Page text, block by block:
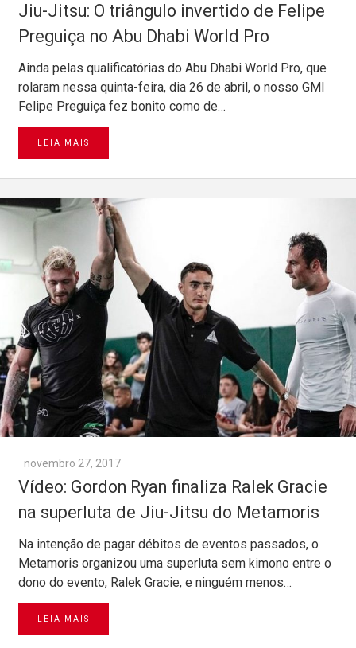
Jiu-Jitsu: O triângulo invertido de Felipe
Preguiça no Abu Dhabi World Pro
Ainda pelas qualificatórias do Abu Dhabi World Pro, que
rolaram nessa quinta-feira, dia 26 de abril, o nosso GMI
Felipe Preguiça fez bonito como de…
LEIA MAIS
novembro 27, 2017
Vídeo: Gordon Ryan finaliza Ralek Gracie
na superluta de Jiu-Jitsu do Metamoris
Na intenção de pagar débitos de eventos passados, o
Metamoris organizou uma superluta sem kimono entre o
dono do evento, Ralek Gracie, e ninguém menos…
LEIA MAIS